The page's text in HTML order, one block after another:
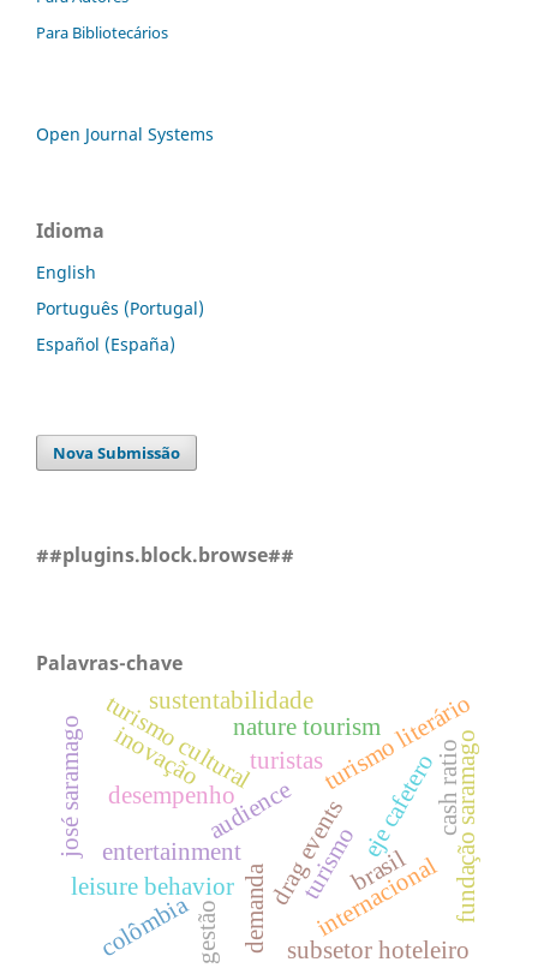
Para Bibliotecários
Open Journal Systems
Idioma
English
Português (Portugal)
Español (España)
Nova Submissão
##plugins.block.browse##
Palavras-chave
demanda turismobrasil
internacional
desempenhoaudiencedrag events
entertainment
leisure behavior
turismo cultural turismo literário
josé saramago fundação saramago
gestão
nature tourism
sustentabilidade
subsetor hoteleiro
inovação eje cafetero
colômbia
cash ratio
turistas